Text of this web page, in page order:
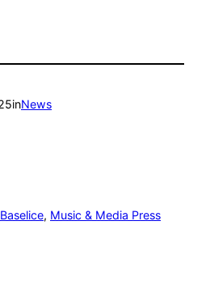
inNews
, Music & Media Press